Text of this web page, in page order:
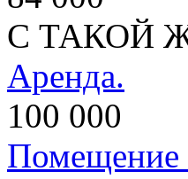
С ТАКОЙ
Аренда.
100 000
Помещение